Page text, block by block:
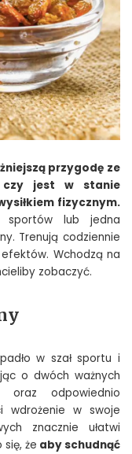
przygodę ze
czy jest w stanie
fizycznym.
lub jedna
Trenują codziennie
Wchodzą na
zobaczyć.
w szał sportu i
o dwóch ważnych
odpowiednio
wdrożenie w swoje
znacznie ułatwi
się, że aby schudnąć